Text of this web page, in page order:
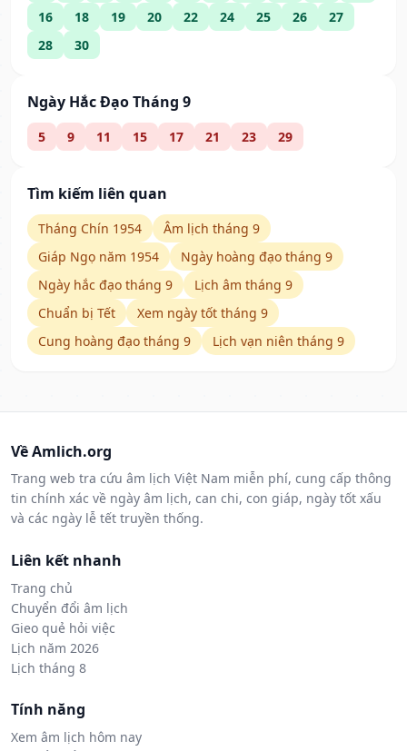
16
18 19 20 22 24 25 26
27
28
30
Ngày Hắc Đạo Tháng 9
5 9 11 15 17 21 23 29
Tìm kiếm liên quan
Tháng Chín 1954
Âm lịch tháng 9
Giáp Ngọ năm 1954
Ngày hoàng đạo tháng 9
Ngày hắc đạo tháng 9
Lịch âm tháng 9
Chuẩn bị Tết
Xem ngày tốt tháng 9
Cung hoàng đạo tháng 9
Lịch vạn niên tháng 9
Về Amlich.org
Trang web tra cứu âm lịch Việt Nam miễn phí, cung cấp thông
tin chính xác về ngày âm lịch, can chi, con giáp, ngày tốt xấu
và các ngày lễ tết truyền thống.
Liên kết nhanh
Trang chủ
Chuyển đổi âm lịch
Gieo quẻ hỏi việc
Lịch năm 2026
Lịch tháng 8
Tính năng
Xem âm lịch hôm nay